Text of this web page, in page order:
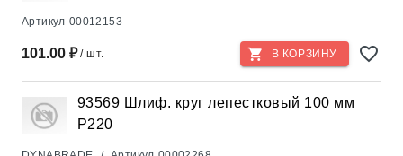
Артикул 00012153
101.00 ₽/ шт. В КОРЗИНУ
93569 Шлиф. круг лепестковый 100 мм
Р220